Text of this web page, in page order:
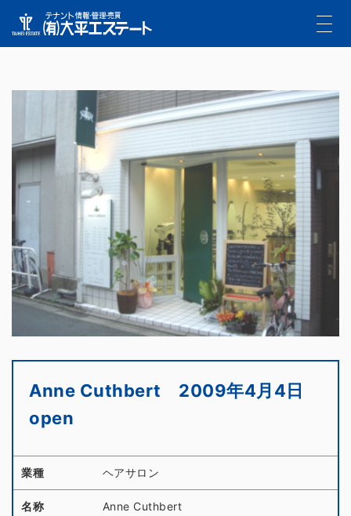
Anne Cuthbert 2009年4月4日
open
業種 ヘアサロン
名称 Anne Cuthbert